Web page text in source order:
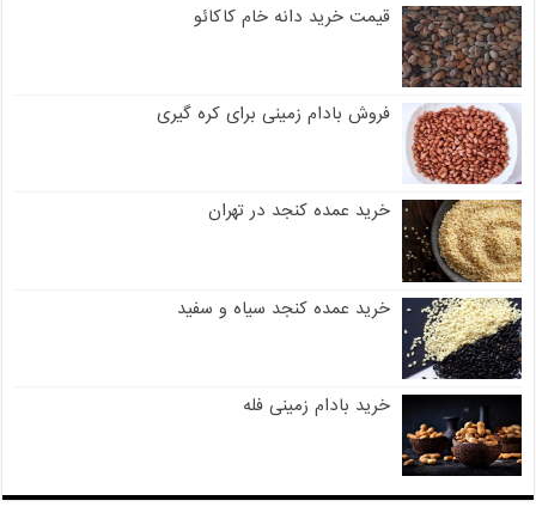
قیمت خرید دانه خام کاکائو
فروش بادام زمینی برای کره گیری
خرید عمده کنجد در تهران
خرید عمده کنجد سیاه و سفید
خرید بادام زمینی فله